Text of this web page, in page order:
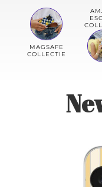
Collecties
Contact
MAGSAFE
COLLECTIE